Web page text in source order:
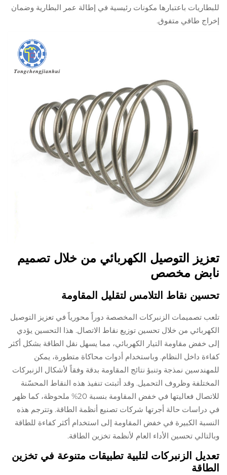
للبطاريات باعتبارها مكونات رئيسية في إطالة عمر البطارية وضمان
إخراج طاقي متفوق.
تعزيز التوصيل الكهربائي من خلال تصميم
نابض مخصص
تحسين نقاط التلامس لتقليل المقاومة
تلعب تصميمات الزنبركات المخصصة دوراً محورياً في تعزيز التوصيل
الكهربائي من خلال تحسين توزيع نقاط الاتصال. هذا التحسين يؤدي
إلى خفض مقاومة التيار الكهربائي، مما يسهل نقل الطاقة بشكل أكثر
كفاءة داخل النظام. وباستخدام أدوات محاكاة متطورة، يمكن
للمهندسين نمذجة وتنبؤ نتائج المقاومة بدقة وفقاً لأشكال الزنبركات
المختلفة وظروف التحميل. وقد أثبتت تنفيذ هذه النقاط المحسّنة
للاتصال فعاليتها في خفض المقاومة بنسبة 20% ملحوظة، كما ظهر
في دراسات حالة أجرتها شركات تصنيع أنظمة الطاقة. وتترجم هذه
النسبة الكبيرة في خفض المقاومة إلى استخدام أكثر كفاءة للطاقة
وبالتالي تحسين الأداء العام لأنظمة تخزين الطاقة.
تعديل الزنبركات لتلبية تطبيقات متنوعة في تخزين
الطاقة